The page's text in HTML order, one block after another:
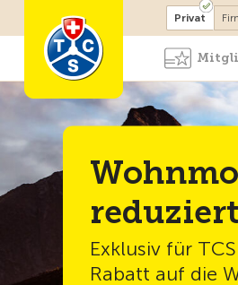
Mitglied werden
Privat
Exklusiv für
Rabatt auf die